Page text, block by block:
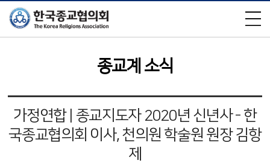
×
종교계 소식
가정연합 | 종교지도자 2020년 신년사 - 한
국종교협의회 이사, 천의원 학술원 원장 김항
제